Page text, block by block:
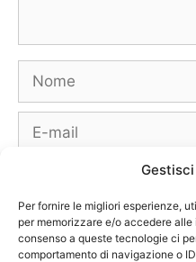
Per fornire le migliori esperienze,
per memorizzare e/o accedere
consenso a queste tecnologie ci
comportamento di navigazione o
Nome
E-
mail
web